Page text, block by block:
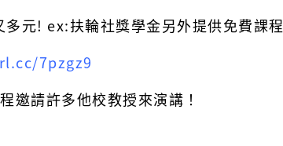
元! ex:扶輪社獎學金另外提供免費課程
7pzgz9
邀請許多他校教授來演講！